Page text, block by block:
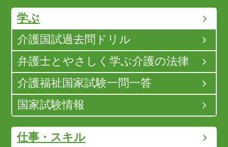
学ぶ
介護国試過去問ドリル
弁護士とやさしく学ぶ介護の法律
介護福祉国家試験一問一答
国家試験情報
仕事・スキル